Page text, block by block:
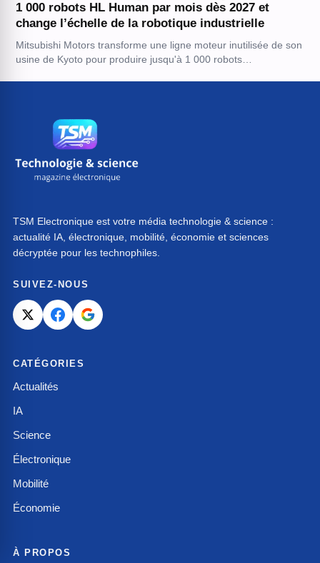
1 000 robots HL Human par mois dès 2027 et
change l’échelle de la robotique industrielle
Mitsubishi Motors transforme une ligne moteur inutilisée de son
usine de Kyoto pour produire jusqu'à 1 000 robots…
TSM Electronique est votre média technologie & science :
actualité IA, électronique, mobilité, économie et sciences
décryptée pour les technophiles.
SUIVEZ-NOUS
CATÉGORIES
Actualités
IA
Science
Électronique
Mobilité
Économie
À PROPOS